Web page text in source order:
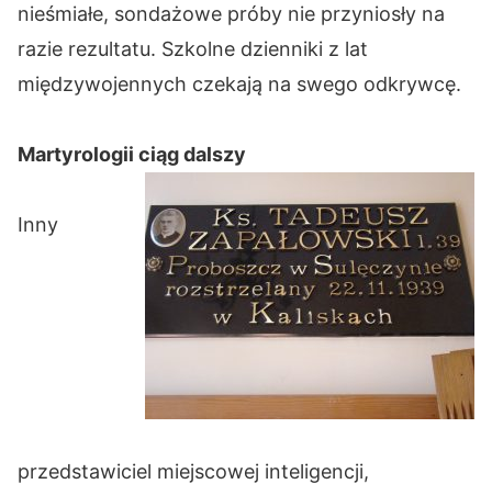
nieśmiałe, sondażowe próby nie przyniosły na
razie rezultatu. Szkolne dzienniki z lat
międzywojennych czekają na swego odkrywcę.
Martyrologii ciąg dalszy
Inny
przedstawiciel miejscowej inteligencji,